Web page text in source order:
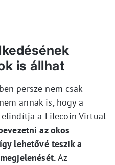
is állhat
persze nem csak
annak is, hogy a
a Filecoin Virtual
az okos
lehetővé teszik a
Az